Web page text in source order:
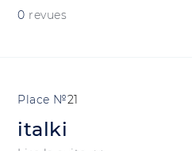
0 revues
21
italki